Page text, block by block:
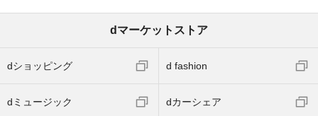
dマーケットストア
dショッピング d fashion
dミュージック dカーシェア